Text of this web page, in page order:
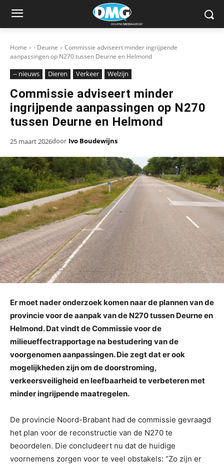
Home - Deurne
Commissie adviseert minder ingrijpende
aanpassingen op N270 tussen Deurne en Helmond
-- nieuws Dieren Verkeer Welzijn
Commissie adviseert minder
ingrijpende aanpassingen op N270
tussen Deurne en Helmond
25 maart 2026door Ivo Boudewijns
Er moet nader onderzoek komen naar de plannen van de
provincie voor de aanpak van de N270 tussen Deurne en
Helmond. Dat vindt de Commissie voor de
milieueffectrapportage na bestudering van de
voorgenomen aanpassingen. Die zegt dat er ook
mogelijkheden zijn om de doorstroming,
verkeersveiligheid en leefbaarheid te verbeteren met
minder ingrijpende maatregelen.
De provincie Noord-Brabant had de commissie gevraagd
het plan voor de reconstructie van de N270 te
beoordelen. Die concludeert nu dat de huidige
voornemens zorgen voor te veel obstakels: “Zo zijn er